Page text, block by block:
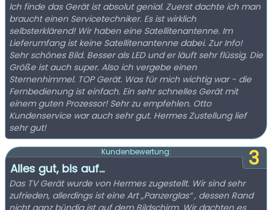
Ich finde das Gerät ist absolut genial. Zuerst dachte ich man
braucht einen Servicetechniker. Es ist wirklich
selbsterklärend! Wir haben eine Satellitenantenne. Im
Lieferumfang ist keine Satellitenantenne dabei. Zur Info!
Sehr schönes Bild. Besser als LED und er läuft sehr flüssig. Die
Größe ist auch super. Also ich vergebe einen
Sternenhimmel. TOP Gerät. Was für mich wichtig war - die
Fernbedienung ist einfach. Ein sehr schnelles Gerät mit
einem guten Prozessor! Sehr zu empfehlen. Otto
Kundenservice war auch sehr gut. Hermes Zustellung lief
sehr gut!
3
Kundenbewertung:
Alles gut, bis auf…
Das TV Gerät wurde von Hermes zugestellt. Wir sind sehr
zufrieden, allerdings ist eine Art „Panzerglas“ , dessen Rand
nicht ganz bündig ist auf dem Bildschirm. Wir dachten es